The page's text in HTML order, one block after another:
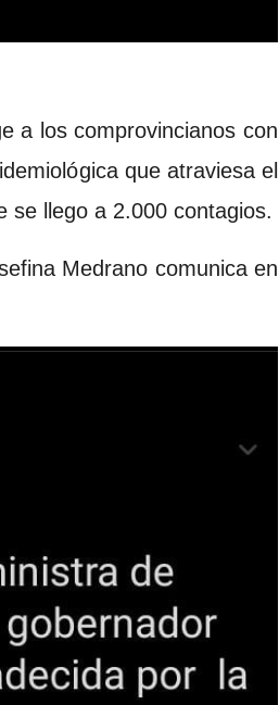
a los comprovincianos con
que atraviesa el
se llego a 2.000 contagios.
Medrano comunica en